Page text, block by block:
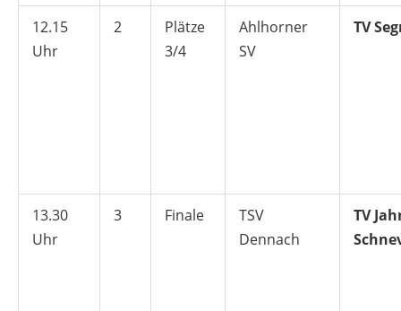
12.15
Uhr
2
Plätze
3/4
Ahlhorner
SV
TV
13.30
Uhr
3 Finale
TSV
Dennach
TV